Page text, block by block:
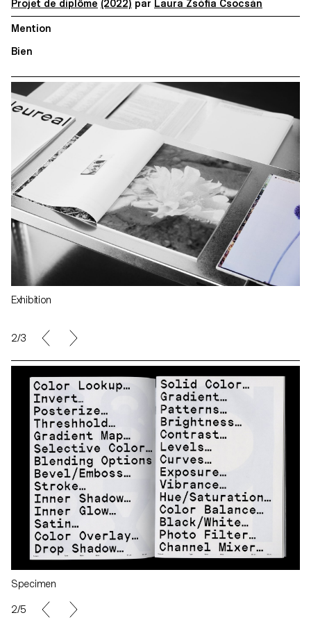
Projet de diplôme (2022) par Laura Zsófia Csocsán
Mention
Bien
Exhibition
2/3
Specimen
2/5